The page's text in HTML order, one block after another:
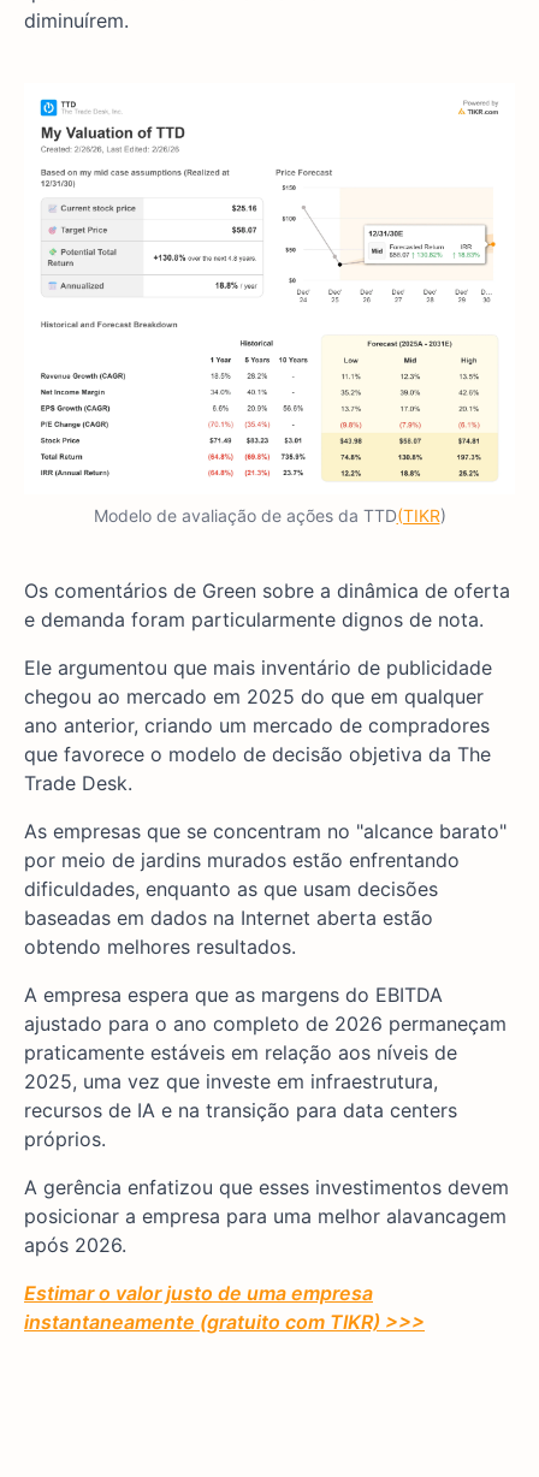
diminuírem.
Modelo de avaliação de ações da TTD(TIKR)
Os comentários de Green sobre a dinâmica de oferta
e demanda foram particularmente dignos de nota.
Ele argumentou que mais inventário de publicidade
chegou ao mercado em 2025 do que em qualquer
ano anterior, criando um mercado de compradores
que favorece o modelo de decisão objetiva da The
Trade Desk.
As empresas que se concentram no "alcance barato"
por meio de jardins murados estão enfrentando
dificuldades, enquanto as que usam decisões
baseadas em dados na Internet aberta estão
obtendo melhores resultados.
A empresa espera que as margens do EBITDA
ajustado para o ano completo de 2026 permaneçam
praticamente estáveis em relação aos níveis de
2025, uma vez que investe em infraestrutura,
recursos de IA e na transição para data centers
próprios.
A gerência enfatizou que esses investimentos devem
posicionar a empresa para uma melhor alavancagem
após 2026.
Estimar o valor justo de uma empresa
instantaneamente (gratuito com TIKR) >>>